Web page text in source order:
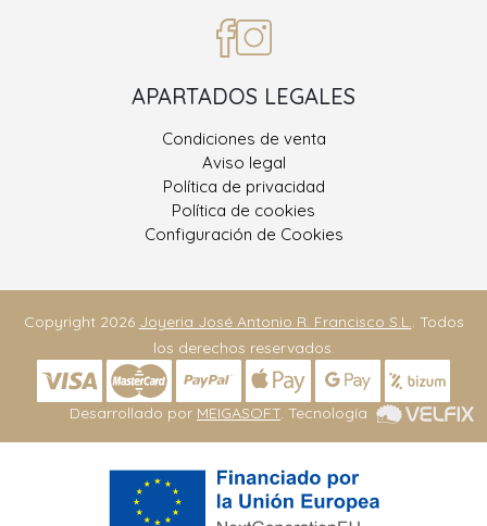
APARTADOS LEGALES
Condiciones de venta
Aviso legal
Política de privacidad
Política de cookies
Configuración de Cookies
Copyright 2026 Joyeria José Antonio R. Francisco S.L.. Todos
los derechos reservados.
Desarrollado por MEIGASOFT . Tecnología